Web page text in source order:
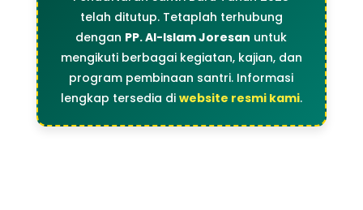
telah ditutup. Tetaplah terhubung
dengan PP. Al-Islam Joresan untuk
mengikuti berbagai kegiatan, kajian, dan
program pembinaan santri. Informasi
lengkap tersedia di website resmi kami.